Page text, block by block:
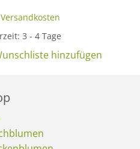
Versandkosten
3 - 4 Tage
hinzufügen